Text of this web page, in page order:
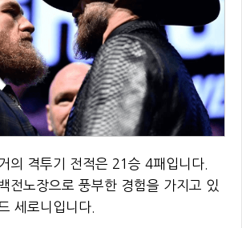
의 격투기 전적은 21승 4패입니다.
전노장으로 풍부한 경험을 가지고 있
세로니입니다.